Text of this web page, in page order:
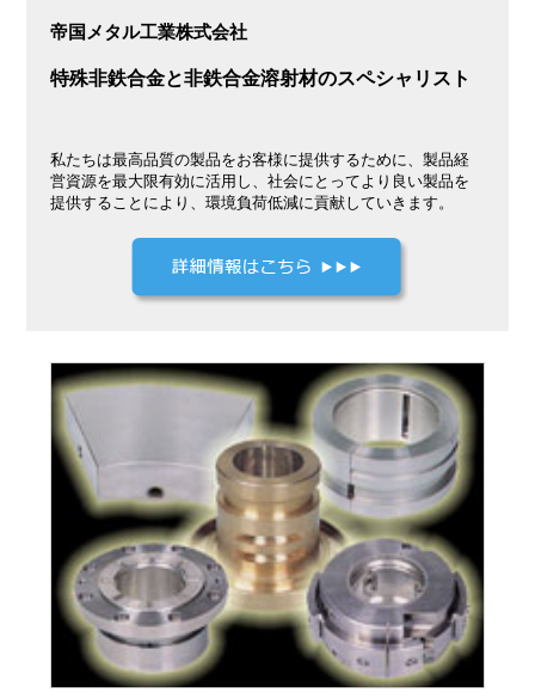
帝国メタル工業株式会社
特殊非鉄合金と非鉄合金溶射材のスペシャリスト
私たちは最高品質の製品をお客様に提供するために、製品経
営資源を最大限有効に活用し、社会にとってより良い製品を
提供することにより、環境負荷低減に貢献していきます。